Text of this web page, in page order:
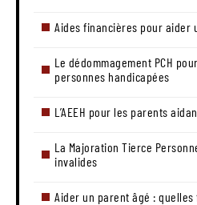
Aides financières pour aider
Le dédommagement PCH
personnes handicapées
L’AEEH pour les parents
La Majoration Tierce
invalides
Aider un parent âgé :